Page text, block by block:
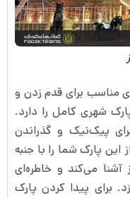
مناسب برای قدم زدن و
شهری کامل را دارد.
پیک‌نیک و گذراندن
این پارک شما را با جنبه
آشنا می‌کند و خاطره‌ای
برای پیدا کردن پارک